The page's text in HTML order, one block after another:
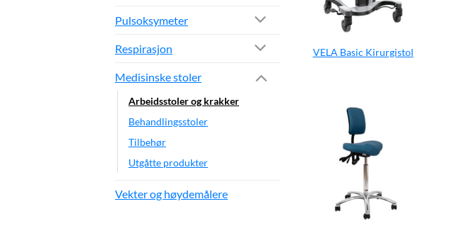
Pulsoksymeter
Respirasjon
Medisinske stoler
Arbeidsstoler og krakker
Behandlingsstoler
Tilbehør
Utgåtte produkter
Vekter og høydemålere
VELA Basic Kirurgistol